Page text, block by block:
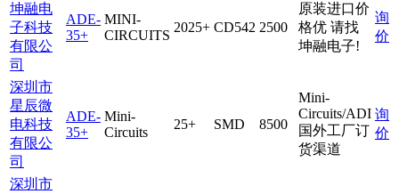
坤融电
子科技
有限公
司
ADE-
35+
MINI-
CIRCUITS
2025+ CD542 2500
原装进口价
格优 请找
坤融电子!
询
价
深圳市
星辰微
电科技
有限公
司
ADE-
35+
Mini-
Circuits
25+ SMD 8500
Mini-
Circuits/ADI
国外工厂订
货渠道
询
价
深圳市